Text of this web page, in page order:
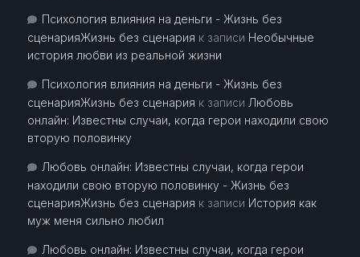
Психология влияния на деньги - Жизнь без
сценарияЖизнь без сценария к записи Необычные
история любви из реальной жизни
Психология влияния на деньги - Жизнь без
сценарияЖизнь без сценария к записи Любовь
онлайн: Известны случаи, когда герои находили свою
вторую половинку
Любовь онлайн: Известны случаи, когда герои
находили свою вторую половинку - Жизнь без
сценарияЖизнь без сценария к записи История как
муж меня сильно любил
Любовь онлайн: Известны случаи, когда герои